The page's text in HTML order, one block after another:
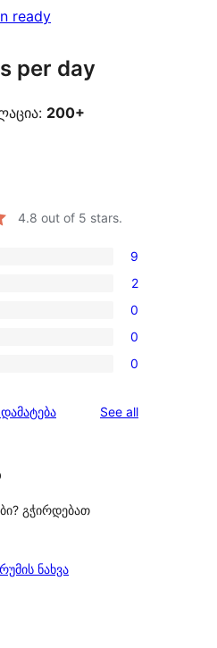
ready
per day
200+
4.8 out of 5 stars.
9
2
0
0
0
See allreviews
გჭირდებათ
ნახვა